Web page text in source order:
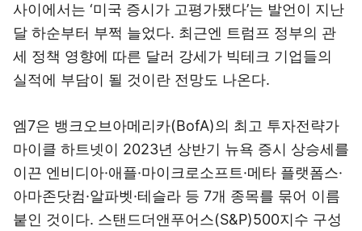
사이에서는 ‘미국 증시가 고평가됐다’는 발언이 지난
달 하순부터 부쩍 늘었다. 최근엔 트럼프 정부의 관
세 정책 영향에 따른 달러 강세가 빅테크 기업들의
실적에 부담이 될 것이란 전망도 나온다.
엠7은 뱅크오브아메리카(BofA)의 최고 투자전략가
마이클 하트넷이 2023년 상반기 뉴욕 증시 상승세를
이끈 엔비디아·애플·마이크로소프트·메타 플랫폼스·
아마존닷컴·알파벳·테슬라 등 7개 종목를 묶어 이름
붙인 것이다. 스탠드더앤푸어스(S&P)500지수 구성